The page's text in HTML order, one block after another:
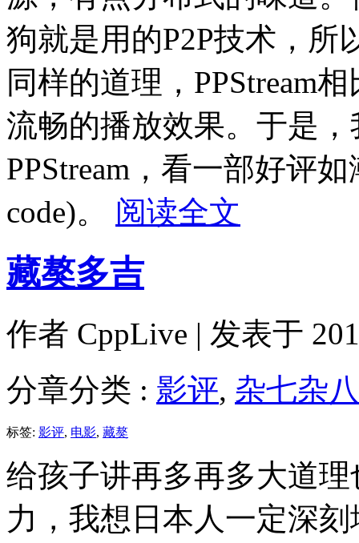
狗就是用的P2P技术，所
同样的道理，PPStream
流畅的播放效果。于是
PPStream，看一部好评
code)。 阅读全文
藏獒多吉
作者 CppLive | 发表于
分章分类 : 影评, 杂七杂八
标签: 影评, 电影, 藏獒
给孩子讲再多再多大道
力，我想日本人一定深